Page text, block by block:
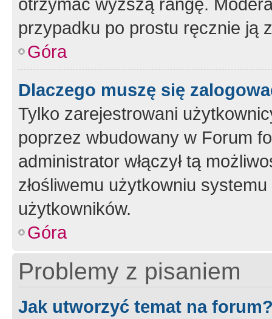
przypadku po prostu ręcznie ją
Góra
Dlaczego muszę się
Tylko zarejestrowani
poprzez wbudowany w Forum
administrator włączył tą
złośliwemu użytkowniu
użytkowników.
Góra
Problemy z pisaniem
Jak utworzyć temat na